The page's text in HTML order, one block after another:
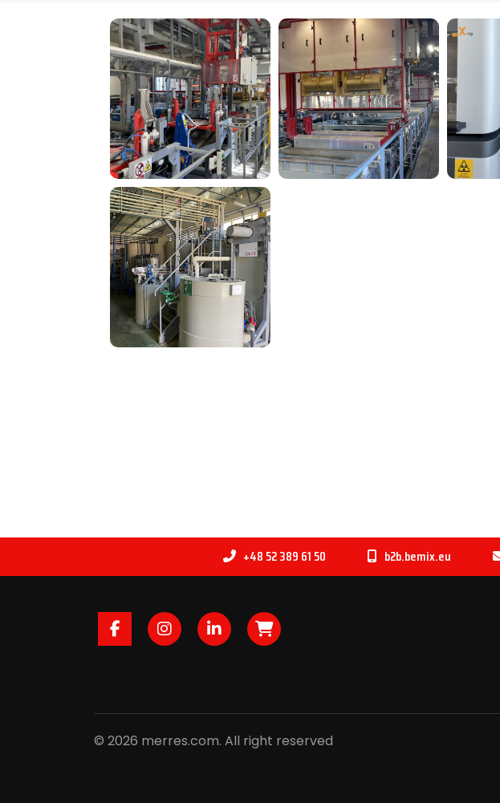
+48 52 389 61 50 b2b.bemix.eu
FacebookInstagram
LinkedInB2B
© 2026 merres.com. All right reserved